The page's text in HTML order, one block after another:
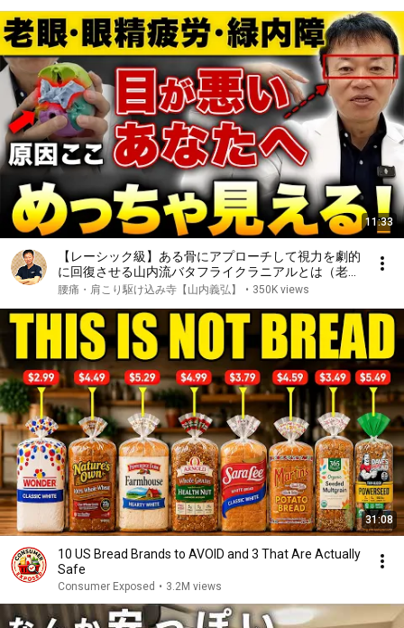
11:33
【レーシック級】ある骨にアプローチして視力を劇的
に回復させる山内流バタフライクラニアルとは（老
眼、眼精疲労、視力低下）
腰痛・肩こり駆け込み寺【山内義弘】 • 350K views
31:08
10 US Bread Brands to AVOID and 3 That Are Actually
Safe
Consumer Exposed • 3.2M views